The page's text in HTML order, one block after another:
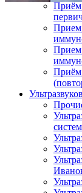
Приём
Прием
Прием
Приём